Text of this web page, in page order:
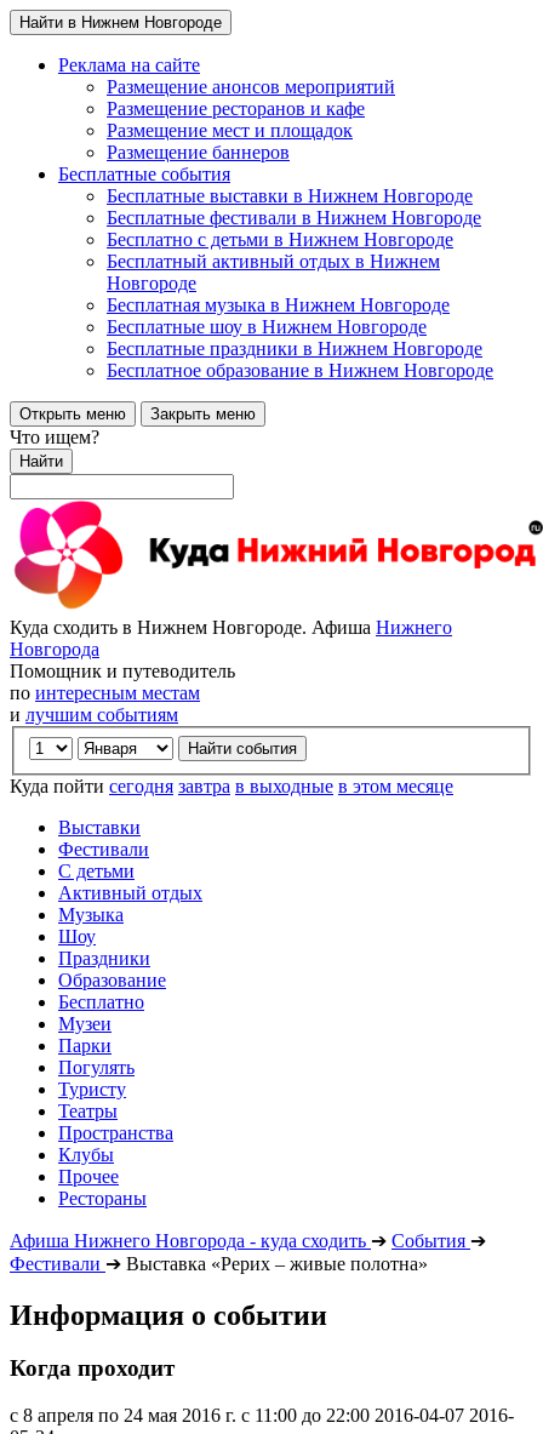
Найти в Нижнем Новгороде
Реклама на сайте
Размещение анонсов мероприятий
Размещение ресторанов и кафе
Размещение мест и площадок
Размещение баннеров
Бесплатные события
Бесплатные выставки в Нижнем Новгороде
Бесплатные фестивали в Нижнем Новгороде
Бесплатно с детьми в Нижнем Новгороде
Бесплатный активный отдых в Нижнем
Новгороде
Бесплатная музыка в Нижнем Новгороде
Бесплатные шоу в Нижнем Новгороде
Бесплатные праздники в Нижнем Новгороде
Бесплатное образование в Нижнем Новгороде
Открыть меню Закрыть меню
Что ищем?
Найти
Куда сходить в Нижнем Новгороде. Афиша Нижнего
Новгорода
Помощник и путеводитель
по интересным местам
и лучшим событиям
Куда пойти сегодня завтра в выходные в этом месяце
Выставки
Фестивали
С детьми
Активный отдых
Музыка
Шоу
Праздники
Образование
Бесплатно
Музеи
Парки
Погулять
Туристу
Театры
Пространства
Клубы
Прочее
Рестораны
Афиша Нижнего Новгорода - куда сходить ➔ События ➔
Фестивали ➔ Выставка «Рерих – живые полотна»
Информация о событии
Когда проходит
с 8 апреля по 24 мая 2016 г. с 11:00 до 22:00 2016-04-07 2016-